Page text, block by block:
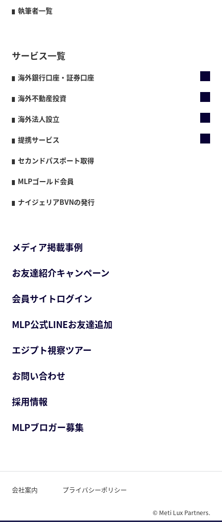
執筆者一覧
サービス一覧
海外銀行口座・証券口座
海外不動産投資
海外法人設立
提携サービス
セカンドパスポート取得
MLPゴールド会員
ナイジェリアBVNの発行
メディア掲載事例
お友達紹介キャンペーン
会員サイトログイン
MLP公式LINEお友達追加
エジプト視察ツアー
お問い合わせ
採用情報
MLPブロガー募集
会社案内 プライバシーポリシー
© Meti Lux Partners.